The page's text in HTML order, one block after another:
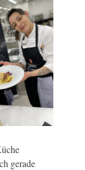
gerade